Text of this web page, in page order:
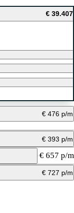
€ 39.407
€ 476 p/m
€ 393 p/m
€ 657 p/m
€ 727 p/m